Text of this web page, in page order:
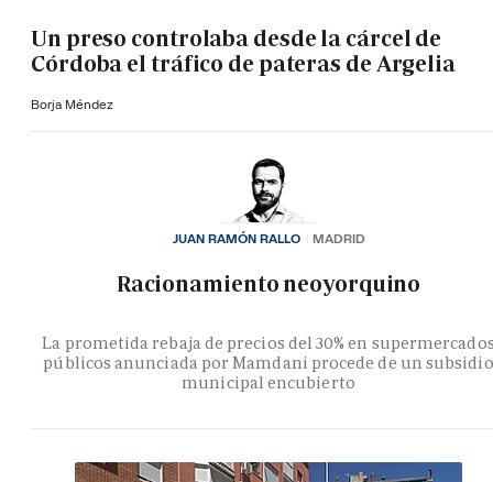
Un preso controlaba desde la cárcel de
Córdoba el tráfico de pateras de Argelia
Borja Méndez
Racionamiento neoyorquino
La prometida rebaja de precios del 30% en
públicos anunciada por Mamdani procede de un subsidio
municipal encubierto
JUAN RAMÓN RALLO MADRID